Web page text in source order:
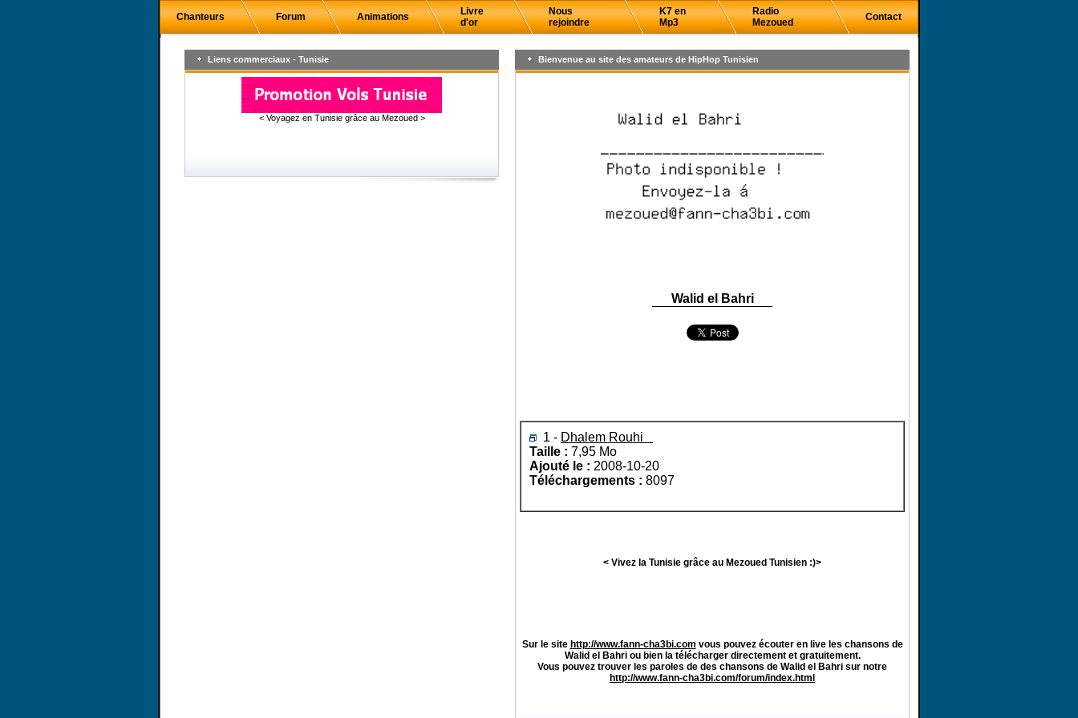
Chanteurs Forum Animations
Livre
d'or
Nous
rejoindre
K7 en
Mp3
Radio
Mezoued
Contact
Liens commerciaux - Tunisie
< Voyagez en Tunisie grâce au Mezoued >
Bienvenue au site des amateurs de HipHop Tunisien
Walid el Bahri
1 - Dhalem Rouhi
Taille : 7,95 Mo
Ajouté le : 2008-10-20
Téléchargements : 8097
< Vivez la Tunisie grâce au Mezoued Tunisien :)>
Sur le site http://www.fann-cha3bi.com vous pouvez écouter en live les chansons de
Walid el Bahriou bien la télécharger directement et gratuitement.
Vous pouvez trouver les paroles de des chansons de Walid el Bahri sur notre
http://www.fann-cha3bi.com/forum/index.html